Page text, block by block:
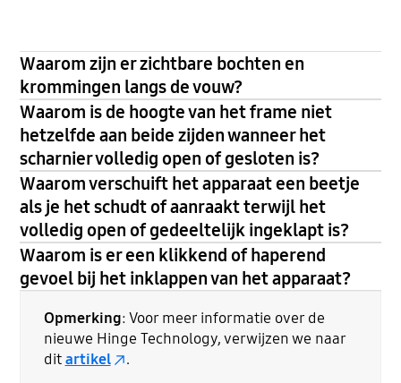
Waarom zijn er zichtbare bochten en
krommingen langs de vouw?
Waarom is de hoogte van het frame niet
hetzelfde aan beide zijden wanneer het
scharnier volledig open of gesloten is?
Waarom verschuift het apparaat een beetje
als je het schudt of aanraakt terwijl het
volledig open of gedeeltelijk ingeklapt is?
Waarom is er een klikkend of haperend
gevoel bij het inklappen van het apparaat?
Opmerking: Voor meer informatie over de
nieuwe Hinge Technology, verwijzen we naar
ditartikel .